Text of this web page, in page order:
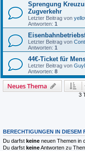
Sprengung
Zugverkehr
Letzter Beitrag von
Antworten: 1
Letzter Beitrag von
Antworten: 1
44€-Ticket für
Letzter Beitrag von
Antworten: 8
Neues Thema
3
BERECHTIGUNGEN IN DIESEM
Du darfst keine neuen Themen in
Du darfst keineAntworten zu